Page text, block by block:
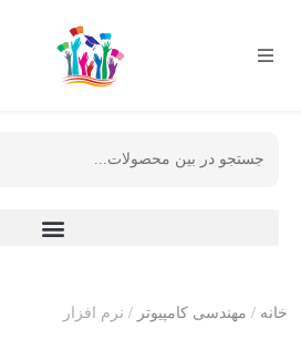
خانه / مهندسی کامپیوتر / نرم افزار